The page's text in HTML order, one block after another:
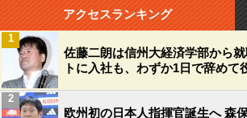
アクセスランキング
佐藤二朗は信州大経済学部から
トに入社も、わずか1日で辞めて
1
欧州初の日本人指揮官誕生へ 森
2